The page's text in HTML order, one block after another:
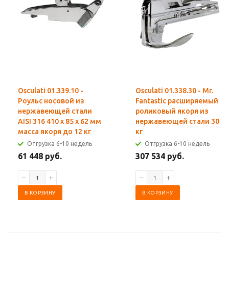
Osculati 01.339.10 -
Роульс носовой из
нержавеющей стали
AISI 316 410 x 85 x 62 мм
масса якоря до 12 кг
Отгрузка 6-10 недель
61 448 руб.
В КОРЗИНУ
Osculati 01.338.30 - Mr.
Fantastic расширяемый
роликовый якоря из
нержавеющей стали 30
кг
Отгрузка 6-10 недель
307 534 руб.
В КОРЗИНУ